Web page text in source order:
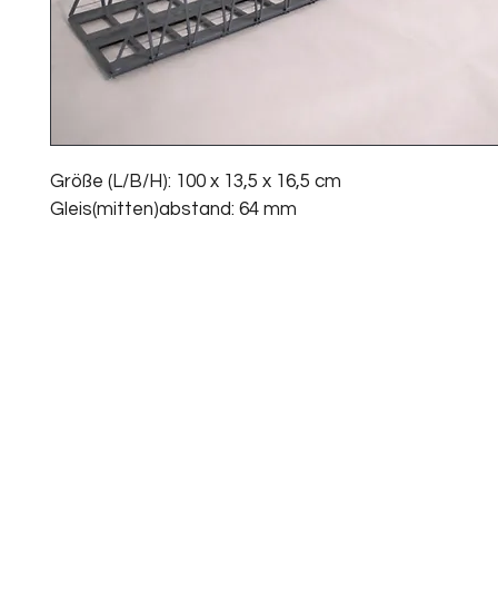
Größe (L/B/H): 100 x 13,5 x 16,5 cm
Gleis(mitten)abstand: 64 mm